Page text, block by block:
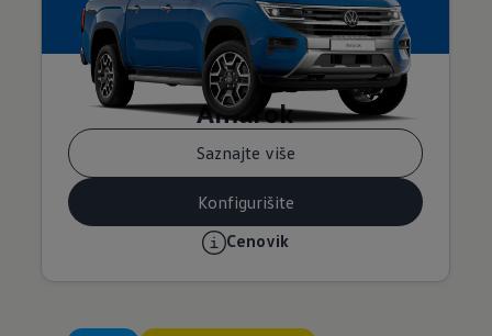
Amarok
Saznajte više
Konfigurišite
Cenovik